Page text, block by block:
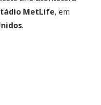
MetLife, em
.